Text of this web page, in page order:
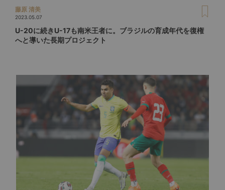
藤原 清美
2023.05.07
U-20に続きU-17も南米王者に。ブラジルの育成年代を復権
へと導いた長期プロジェクト